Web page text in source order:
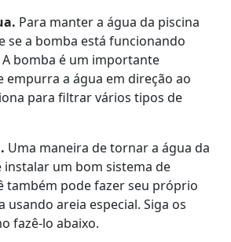
Para manter a água da piscina
se a bomba está funcionando
bomba é um importante
empurra a água em direção ao
para filtrar vários tipos de
Uma maneira de tornar a água da
instalar um bom sistema de
também pode fazer seu próprio
usando areia especial. Siga os
fazê-lo abaixo.